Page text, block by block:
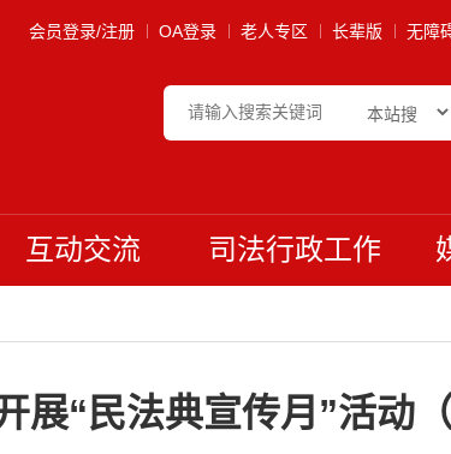
会员登录/注册 OA登录 老人专区 长辈版 无障
互动交流 司法行政工作
“民法典宣传月”活动（